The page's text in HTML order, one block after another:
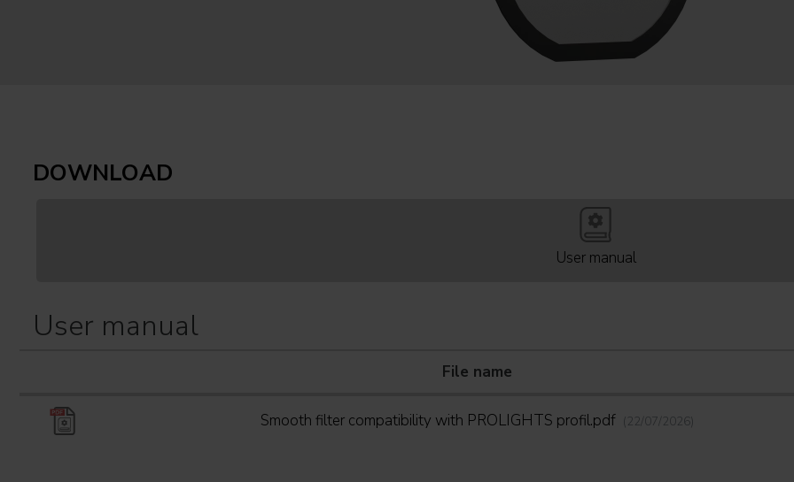
DOWNLOAD
User manual
User manual
File name
Smooth filter compatibility with PROLIGHTS profil.pdf (22/07/2026)